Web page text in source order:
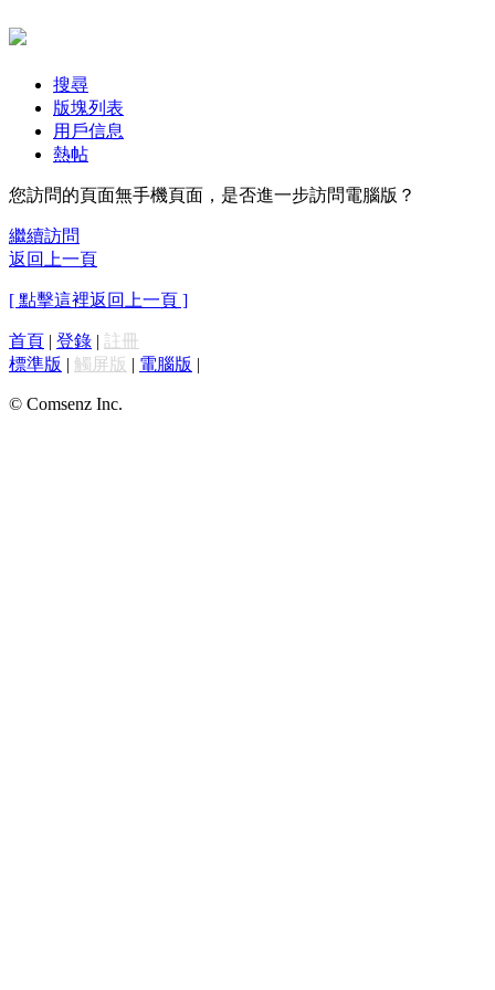
搜尋
版塊列表
用戶信息
熱帖
您訪問的頁面無手機頁面，是否進一步訪問電腦版？
繼續訪問
返回上一頁
[ 點擊這裡返回上一頁 ]
首頁 | 登錄 | 註冊
標準版 | 觸屏版 | 電腦版 |
© Comsenz Inc.